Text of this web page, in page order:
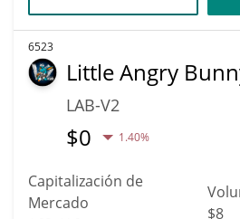
6523
Little Angry
LAB-V2
$0 1.40%
Capitalización de
Mercado
$8